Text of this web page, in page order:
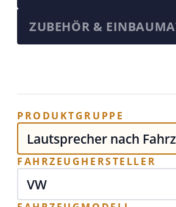
ZUBEHÖR &
PRODUKTGRUPPE
FAHRZEUGHERSTELLER